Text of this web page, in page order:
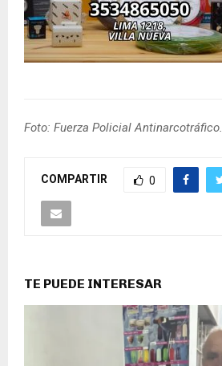
Foto: Fuerza Policial Antinarcotráfico.
COMPARTIR 0
TE PUEDE INTERESAR